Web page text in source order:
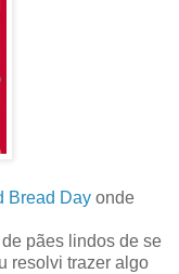
Bread Day onde
pães lindos de se
resolvi trazer algo